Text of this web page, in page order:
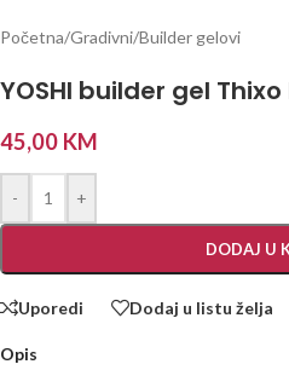
Početna/Gradivni/Builder gelovi
YOSHI builder gel Thixo
45,00 KM
- +
DODAJ U
Uporedi Dodaj u listu želja
Opis